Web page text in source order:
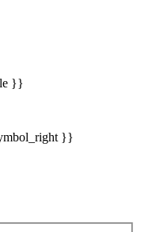
}}
}}